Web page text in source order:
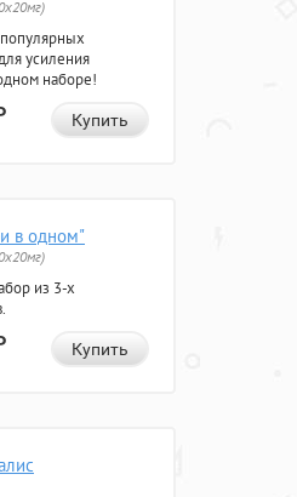
усиления
наборе!
Купить
в одном"
из 3-х
Купить